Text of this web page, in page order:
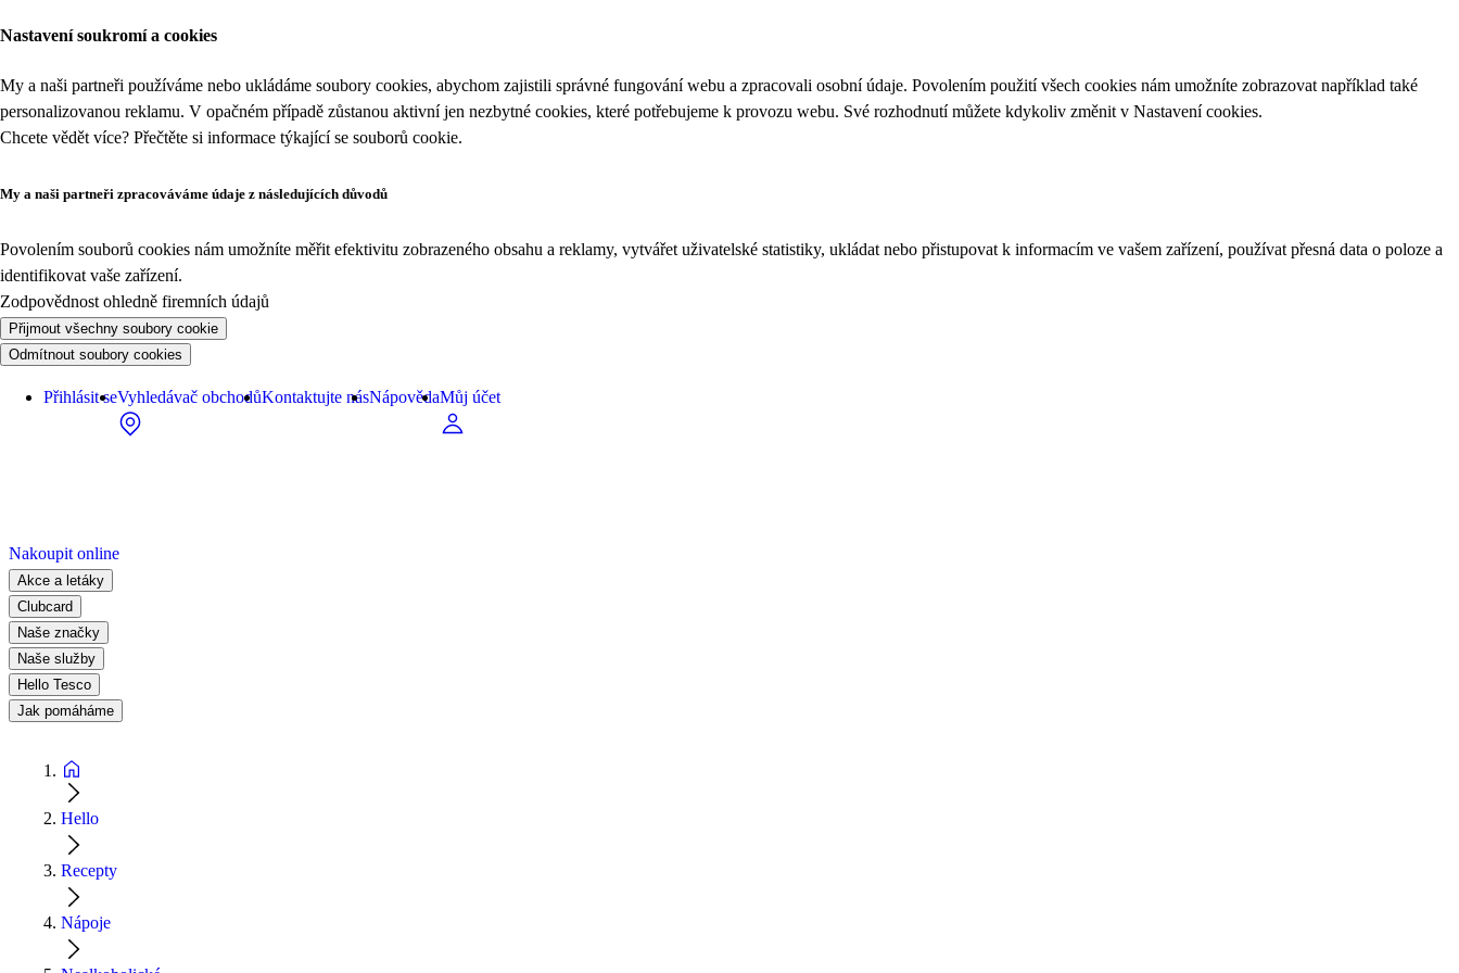
Nastavení soukromí a cookies
My a naši partneři používáme nebo ukládáme soubory cookies, abychom zajistili správné fungování webu a zpracovali osobní údaje. Povolením použití všech cookies nám umožníte zobrazovat například také
personalizovanou reklamu. V opačném případě zůstanou aktivní jen nezbytné cookies, které potřebujeme k provozu webu. Své rozhodnutí můžete kdykoliv změnit v Nastavení cookies.
Chcete vědět více? Přečtěte si informace týkající se souborů cookie.
My a naši partneři zpracováváme údaje z následujících důvodů
Povolením souborů cookies nám umožníte měřit efektivitu zobrazeného obsahu a reklamy, vytvářet uživatelské statistiky, ukládat nebo přistupovat k informacím ve vašem zařízení, používat přesná data o poloze a
identifikovat vaše zařízení.
Zodpovědnost ohledně firemních údajů
Přijmout všechny soubory cookie
Odmítnout soubory cookies
Přihlásit seVyhledávač obchodůKontaktujte násNápovědaMůj účet
Nakoupit online
Akce a letáky
Clubcard
Naše značky
Naše služby
Hello Tesco
Jak pomáháme
Hello
Recepty
Nápoje